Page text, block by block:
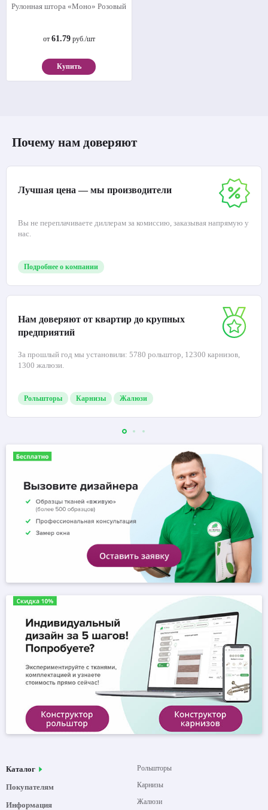
Рулонная штора «Моно» Розовый
от 61.79руб./шт
Купить
Почему нам доверяют
Лучшая цена — мы производители
Вы не переплачиваете диллерам за комиссию, заказывая напрямую у
нас.
Подробнее о компании
Нам доверяют от квартир до крупных
предприятий
За прошлый год мы установили: 5780 рольштор, 12300 карнизов,
1300 жалюзи.
Рольшторы Карнизы Жалюзи
Каталог
Покупателям
Информация
Рольшторы
Карнизы
Жалюзи